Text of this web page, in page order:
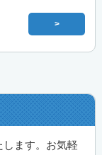
>
ます。お気軽